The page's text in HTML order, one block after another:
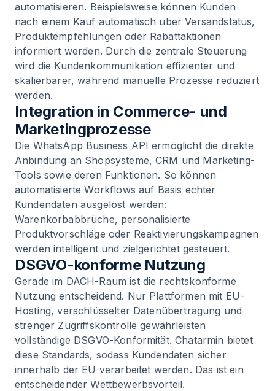
automatisieren. Beispielsweise können Kunden
nach einem Kauf automatisch über Versandstatus,
Produktempfehlungen oder Rabattaktionen
informiert werden. Durch die zentrale Steuerung
wird die Kundenkommunikation effizienter und
skalierbarer, während manuelle Prozesse reduziert
werden.
Integration in Commerce- und
Marketingprozesse
Die WhatsApp Business API ermöglicht die direkte
Anbindung an Shopsysteme, CRM und Marketing-
Tools sowie deren Funktionen. So können
automatisierte Workflows auf Basis echter
Kundendaten ausgelöst werden:
Warenkorbabbrüche, personalisierte
Produktvorschläge oder Reaktivierungskampagnen
werden intelligent und zielgerichtet gesteuert.
DSGVO-konforme Nutzung
Gerade im DACH-Raum ist die rechtskonforme
Nutzung entscheidend. Nur Plattformen mit EU-
Hosting, verschlüsselter Datenübertragung und
strenger Zugriffskontrolle gewährleisten
vollständige DSGVO-Konformität. Chatarmin bietet
diese Standards, sodass Kundendaten sicher
innerhalb der EU verarbeitet werden. Das ist ein
entscheidender Wettbewerbsvorteil.